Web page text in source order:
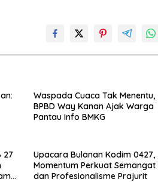
Waspada Cuaca Tak Menentu,
BPBD Way Kanan Ajak Warga
Pantau Info BMKG
27
Upacara Bulanan Kodim 0427,
Momentum Perkuat Semangat
dan Profesionalisme Prajurit